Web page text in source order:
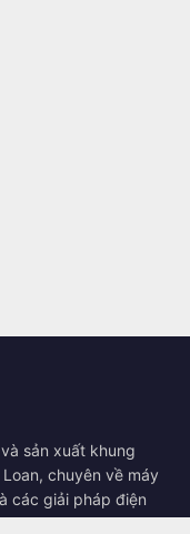
sản xuất khung
chuyên về máy
các giải pháp điện